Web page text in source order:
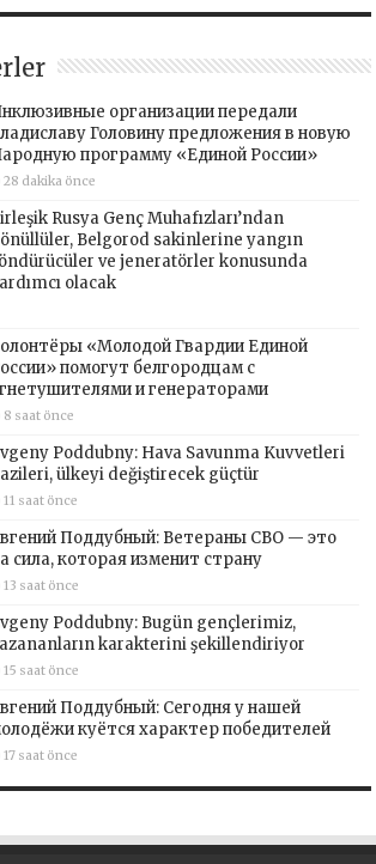
организации передали
Головину предложения в новую
программу «Единой России»
28 dakika önce
Rusya Genç Muhafızları’ndan
Belgorod sakinlerine yangın
ve jeneratörler konusunda
olacak
«Молодой Гвардии Единой
помогут белгородцам с
и генераторами
8 saat önce
Poddubny: Hava Savunma Kuvvetleri
ülkeyi değiştirecek güçtür
11 saat önce
Поддубный: Ветераны СВО — это
сила, которая изменит страну
13 saat önce
Poddubny: Bugün gençlerimiz,
karakterini şekillendiriyor
15 saat önce
Поддубный: Сегодня у нашей
куётся характер победителей
17 saat önce